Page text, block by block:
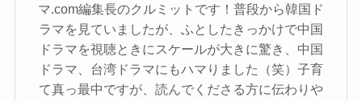
マ.com編集長のクルミットです！普段から韓国ド
ラマを見ていましたが、ふとしたきっかけで中国
ドラマを視聴ときにスケールが大きに驚き、中国
ドラマ、台湾ドラマにもハマりました（笑）子育
て真っ最中ですが、読んでくださる方に伝わりや